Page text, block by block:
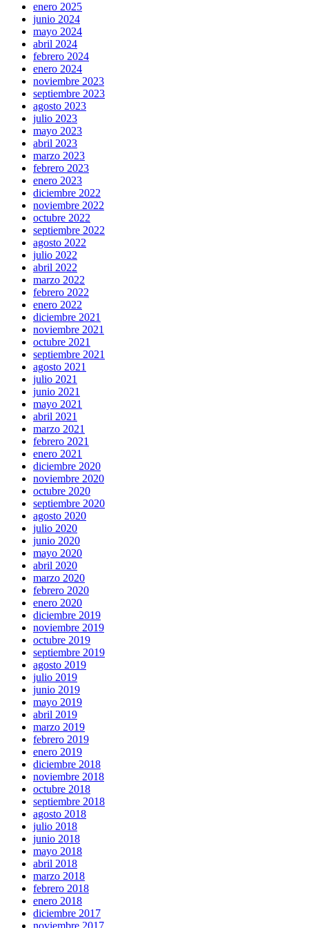
enero 2025
junio 2024
mayo 2024
abril 2024
febrero 2024
enero 2024
noviembre 2023
septiembre 2023
agosto 2023
julio 2023
mayo 2023
abril 2023
marzo 2023
febrero 2023
enero 2023
diciembre 2022
noviembre 2022
octubre 2022
septiembre 2022
agosto 2022
julio 2022
abril 2022
marzo 2022
febrero 2022
enero 2022
diciembre 2021
noviembre 2021
octubre 2021
septiembre 2021
agosto 2021
julio 2021
junio 2021
mayo 2021
abril 2021
marzo 2021
febrero 2021
enero 2021
diciembre 2020
noviembre 2020
octubre 2020
septiembre 2020
agosto 2020
julio 2020
junio 2020
mayo 2020
abril 2020
marzo 2020
febrero 2020
enero 2020
diciembre 2019
noviembre 2019
octubre 2019
septiembre 2019
agosto 2019
julio 2019
junio 2019
mayo 2019
abril 2019
marzo 2019
febrero 2019
enero 2019
diciembre 2018
noviembre 2018
octubre 2018
septiembre 2018
agosto 2018
julio 2018
junio 2018
mayo 2018
abril 2018
marzo 2018
febrero 2018
enero 2018
diciembre 2017